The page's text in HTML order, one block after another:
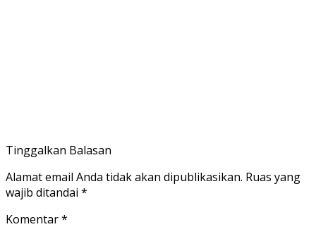
Tinggalkan Balasan
Alamat email Anda tidak akan dipublikasikan. Ruas yang
wajib ditandai *
Komentar*